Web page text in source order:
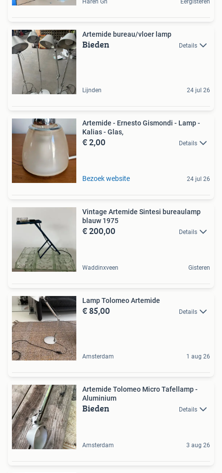
Artemide bureau/vloer lamp
Bieden Details
Lijnden 24 jul 26
Artemide - Ernesto Gismondi - Lamp -
Kalias - Glas,
€ 2,00 Details
Bezoek website 24 jul 26
Vintage Artemide Sintesi bureaulamp
blauw 1975
€ 200,00 Details
Waddinxveen Gisteren
Lamp Tolomeo Artemide
€ 85,00 Details
Amsterdam 1 aug 26
Artemide Tolomeo Micro Tafellamp -
Aluminium
Bieden Details
Amsterdam 3 aug 26